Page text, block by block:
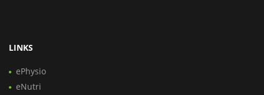
LINKS
ePhysio
eNutri